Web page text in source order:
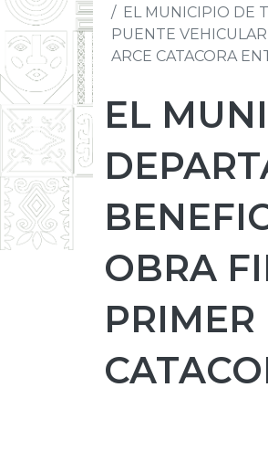
EL MUNICIPIO DE
PUENTE
ARCE CATACORA
EL
OBRA